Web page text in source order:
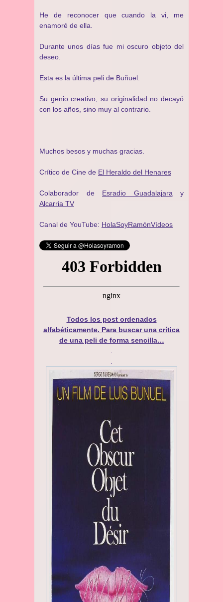
He de reconocer que cuando la vi, me
enamoré de ella.
Durante unos días fue mi oscuro objeto del
deseo.
Esta es la última peli de Buñuel.
Su genio creativo, su originalidad no decayó
con los años, sino muy al contrario.
Muchos besos y muchas gracias.
Crítico de Cine de El Heraldo del Henares
Colaborador de Esradio Guadalajara y
Alcarria TV
Canal de YouTube: HolaSoyRamónVídeos
Todos los post ordenados
alfabéticamente. Para buscar una crítica
de una peli de forma sencilla…